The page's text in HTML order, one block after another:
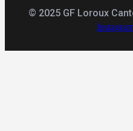
© 2025 GF Loroux